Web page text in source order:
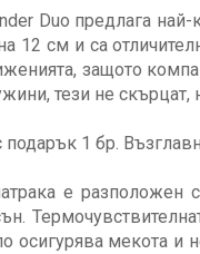
Duo предлага
12 см и са
защото
тези не
подарък 1 бр.
е
осигурява мекота и